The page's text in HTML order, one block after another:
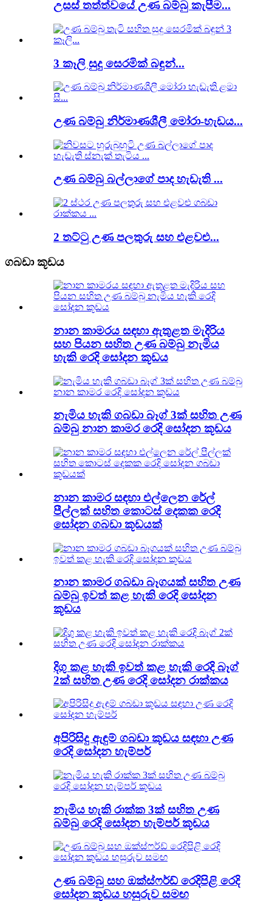
උසස් තත්ත්වයේ උණ බම්බු කැපීම...
3 කෑලි සුදු සෙරමික් බඳුන්...
උණ බම්බු නිර්මාණශීලී මෝරා-හැඩය...
උණ බම්බු බල්ලාගේ පාද හැඩැති ...
2 තට්ටු උණ පලතුරු සහ එළවළු...
ගබඩා කූඩය
නාන කාමරය සඳහා ඇතුළත මැදිරිය
සහ පියන සහිත උණ බම්බු නැමිය
හැකි රෙදි සෝදන කූඩය
නැමිය හැකි ගබඩා බෑග් 3ක් සහිත උණ
බම්බු නාන කාමර රෙදි සෝදන කූඩය
නාන කාමර සඳහා එල්ලෙන රේල්
පීල්ලක් සහිත කොටස් දෙකක රෙදි
සෝදන ගබඩා කූඩයක්
නාන කාමර ගබඩා බෑගයක් සහිත උණ
බම්බු ඉවත් කළ හැකි රෙදි සෝදන
කූඩය
දිගු කළ හැකි ඉවත් කළ හැකි රෙදි බෑග්
2ක් සහිත උණ රෙදි සෝදන රාක්කය
අපිරිසිදු ඇඳුම් ගබඩා කූඩය සඳහා උණ
රෙදි සෝදන හැම්පර්
නැමිය හැකි රාක්ක 3ක් සහිත උණ
බම්බු රෙදි සෝදන හැම්පර් කූඩය
උණ බම්බු සහ ඔක්ස්ෆර්ඩ් රෙදිපිළි රෙදි
සෝදන කූඩය හසුරුව සමඟ